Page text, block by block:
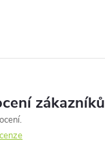
zákazníků